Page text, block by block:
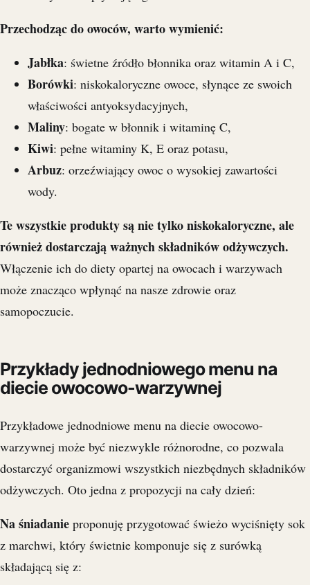
Przechodząc do owoców, warto wymienić:
Jabłka: świetne źródło błonnika oraz witamin A i C,
Borówki: niskokaloryczne owoce, słynące ze swoich
właściwości antyoksydacyjnych,
Maliny: bogate w błonnik i witaminę C,
Kiwi: pełne witaminy K, E oraz potasu,
Arbuz: orzeźwiający owoc o wysokiej zawartości
wody.
Te wszystkie produkty są nie tylko niskokaloryczne, ale
również dostarczają ważnych składników odżywczych.
Włączenie ich do diety opartej na owocach i warzywach
może znacząco wpłynąć na nasze zdrowie oraz
samopoczucie.
Przykłady jednodniowego menu na
diecie owocowo-warzywnej
Przykładowe jednodniowe menu na diecie owocowo-
warzywnej może być niezwykle różnorodne, co pozwala
dostarczyć organizmowi wszystkich niezbędnych składników
odżywczych. Oto jedna z propozycji na cały dzień:
Na śniadanie proponuję przygotować świeżo wyciśnięty sok
z marchwi, który świetnie komponuje się z surówką
składającą się z: